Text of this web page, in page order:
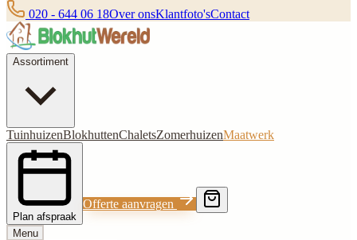
020 - 644 06 18Over onsKlantfoto'sContact
Assortiment
TuinhuizenBlokhuttenChaletsZomerhuizenMaatwerk
Plan afspraak
Offerte aanvragen
Menu